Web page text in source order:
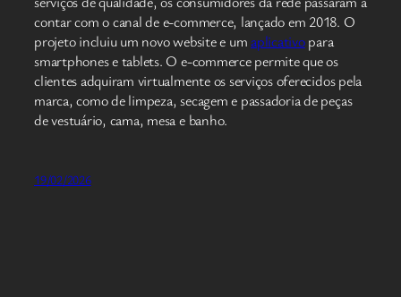
contar com o canal de e-commerce, lançado em 2018. O
projeto incluiu um novo website e um aplicativopara
smartphones e tablets. O e-commerce permite que os
clientes adquiram virtualmente os serviços oferecidos pela
marca, como de limpeza, secagem e passadoria de peças
de vestuário, cama, mesa e banho.
19/02/2026